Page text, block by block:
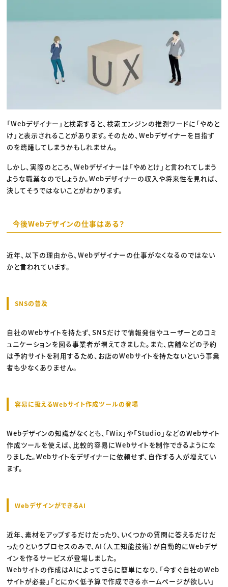
「Webデザイナー」と検索すると、検索エンジンの推測ワードに「やめと
け」と表示されることがあります。そのため、Webデザイナーを目指す
のを躊躇してしまうかもしれません。
しかし、実際のところ、Webデザイナーは「やめとけ」と言われてしまう
ような職業なのでしょうか。Webデザイナーの収入や将来性を見れば、
決してそうではないことがわかります。
今後Webデザインの仕事はある？
近年、以下の理由から、Webデザイナーの仕事がなくなるのではない
かと言われています。
SNSの普及
自社のWebサイトを持たず、SNSだけで情報発信やユーザーとのコミ
ュニケーションを図る事業者が増えてきました。また、店舗などの予約
は予約サイトを利用するため、お店のWebサイトを持たないという事業
者も少なくありません。
容易に扱えるWebサイト作成ツールの登場
Webデザインの知識がなくとも、「Wix」や「Studio」などのWebサイト
作成ツールを使えば、比較的容易にWebサイトを制作できるようにな
りました。Webサイトをデザイナーに依頼せず、自作する人が増えてい
ます。
WebデザインができるAI
近年、素材をアップするだけだったり、いくつかの質問に答えるだけだ
ったりというプロセスのみで、AI（人工知能技術）が自動的にWebデザ
インを作るサービスが登場しました。
Webサイトの作成はAIによってさらに簡単になり、「今すぐ自社のWeb
サイトが必要」「とにかく低予算で作成できるホームページが欲しい」